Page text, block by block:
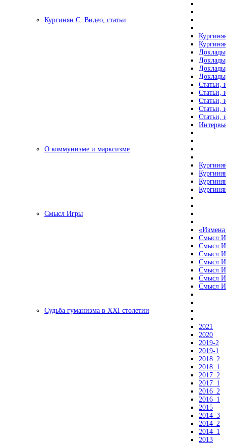
Кургинян С. Видео, статьи
Статьи,
Статьи,
Статьи,
Статьи,
Статьи,
О коммунизме и марксизме
Смысл Игры
«Измена
Смысл
Смысл
Смысл
Смысл
Смысл
Смысл
Смысл
Судьба гуманизма в XXI столетии
2021
2020
2019-2
2019-1
2018_2
2018_1
2017_2
2017_1
2016_2
2016_1
2015
2014_3
2014_2
2014_1
2013